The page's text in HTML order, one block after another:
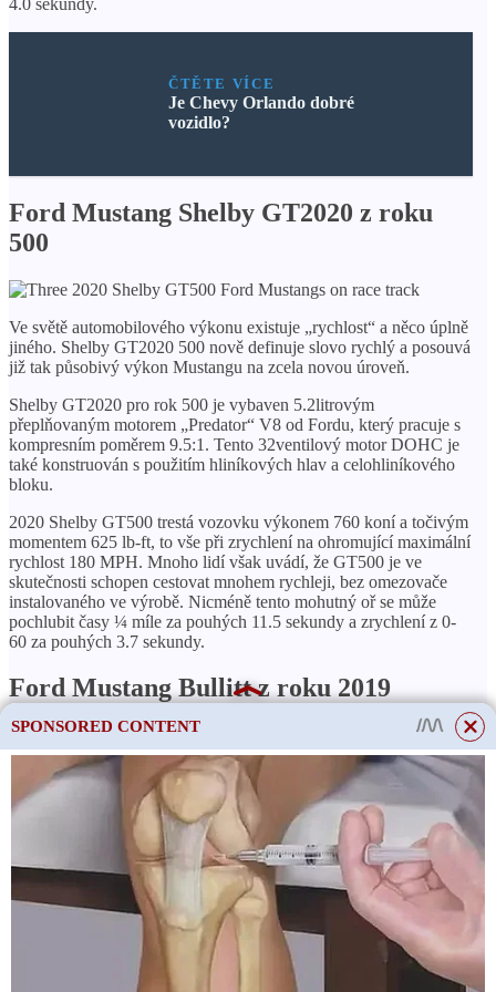
ČTĚTE VÍCE
Je Chevy Orlando dobré
vozidlo?
Ford Mustang Shelby GT2020 z roku
500
Ve světě automobilového výkonu existuje „rychlost“ a něco úplně
jiného. Shelby GT2020 500 nově definuje slovo rychlý a posouvá
již tak působivý výkon Mustangu na zcela novou úroveň.
Shelby GT2020 pro rok 500 je vybaven 5.2litrovým
přeplňovaným motorem „Predator“ V8 od Fordu, který pracuje s
kompresním poměrem 9.5:1. Tento 32ventilový motor DOHC je
také konstruován s použitím hliníkových hlav a celohliníkového
bloku.
2020 Shelby GT500 trestá vozovku výkonem 760 koní a točivým
momentem 625 lb-ft, to vše při zrychlení na ohromující maximální
rychlost 180 MPH. Mnoho lidí však uvádí, že GT500 je ve
skutečnosti schopen cestovat mnohem rychleji, bez omezovače
instalovaného ve výrobě. Nicméně tento mohutný oř se může
pochlubit časy ¼ míle za pouhých 11.5 sekundy a zrychlení z 0-
60 za pouhých 3.7 sekundy.
Ford Mustang Bullitt z roku 2019
Ford nyní vybavil několik speciálních edicí Mustangů „Bullitt“
pro požitek spotřebitele zaměřeného na výkon. Žádný však nebyl
tak silný jako Mustang Bullitt Ford z roku 2019. Tento
nezapomenutelný Mustang vytvářel enormní množství výkonu ve
prospěch celohliníkového 5.0litrového V8 DOHC.
Tento motor poskytoval 480 koňských sil spolu s točivým
momentem 420 lb-ft a nesl inzerovanou maximální rychlost 163
MPH. Za zmínku stojí také blesková rychlost Bullitta z 0-60 MPH
za pouhých 4.4 sekundy. Navíc se Mustang Bullitt z roku 2019
ukázal jako schopný dosáhnout více než působivého ¼ míle za
SPONSORED CONTENT